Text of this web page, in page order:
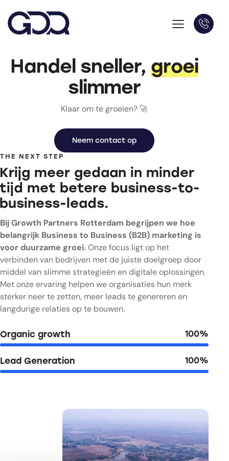
Handel sneller,groei
slimmer
Klaar om te groeien? 🚀
Neem contact op
THE NEXT STEP
Krijg meer gedaan in minder
tijd met betere business-to-
business-leads.
Bij Growth Partners Rotterdam begrijpen we hoe
belangrijk Business to Business (B2B) marketing is
voor duurzame groei.Onze focus ligt op het
verbinden van bedrijven met de juiste doelgroep door
middel van slimme strategieën en digitale oplossingen.
Met onze ervaring helpen we organisaties hun merk
sterker neer te zetten, meer leads te genereren en
langdurige relaties op te bouwen.
Organic growth 100%
Lead Generation 100%